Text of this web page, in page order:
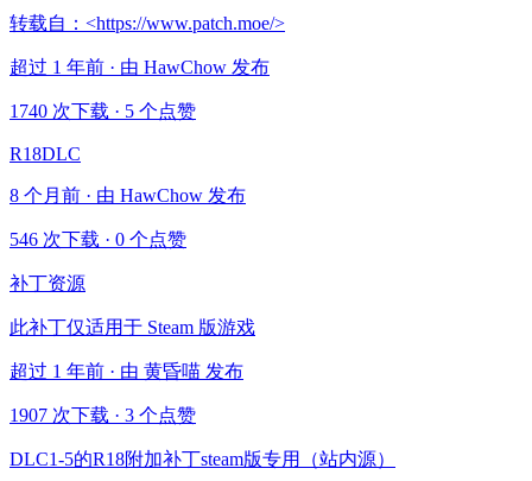
转载自：<https://www.patch.moe/>
超过 1 年前 · 由 HawChow 发布
1740 次下载 · 5 个点赞
R18DLC
8 个月前 · 由 HawChow 发布
546 次下载 · 0 个点赞
补丁资源
此补丁仅适用于 Steam 版游戏
超过 1 年前 · 由 黄昏喵 发布
1907 次下载 · 3 个点赞
DLC1-5的R18附加补丁steam版专用（站内源）